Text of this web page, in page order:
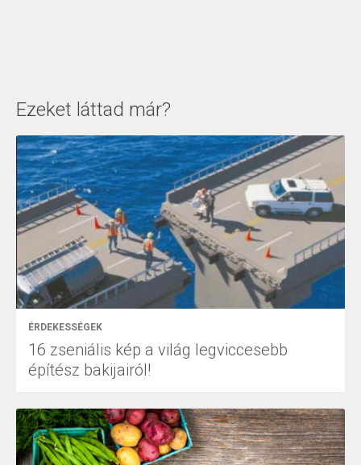
Ezeket láttad már?
ÉRDEKESSÉGEK
16 zseniális kép a világ legviccesebb
építész bakijairól!